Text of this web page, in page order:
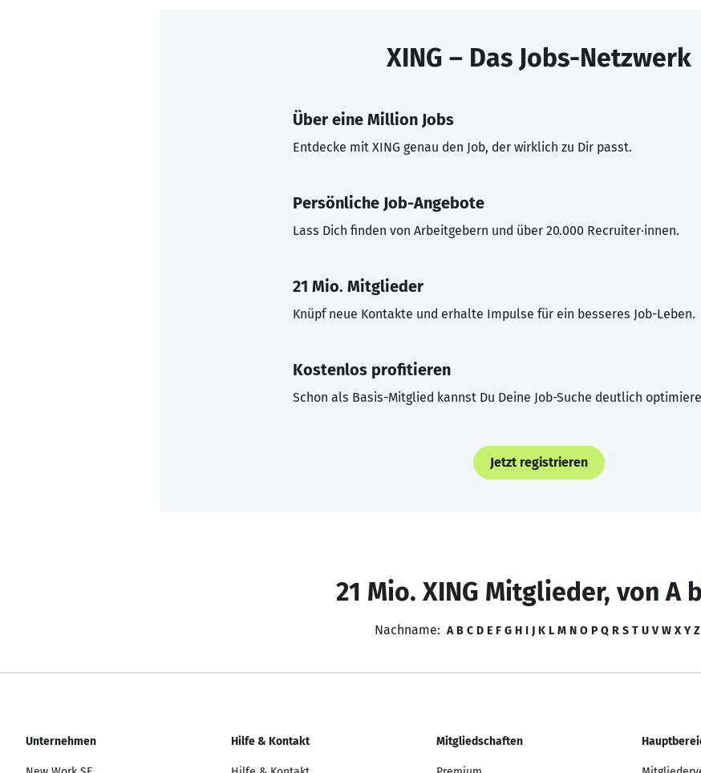
XING – Das Jobs-Netzwerk
Über eine Million Jobs
Entdecke mit XING genau den Job, der wirklich zu Dir passt.
Persönliche Job-Angebote
Lass Dich finden von Arbeitgebern und über 20.000 Recruiter·innen.
21 Mio. Mitglieder
Knüpf neue Kontakte und erhalte Impulse für ein besseres Job-Leben.
Kostenlos profitieren
Schon als Basis-Mitglied kannst Du Deine Job-Suche deutlich
Jetzt registrieren
21 Mio. XING Mitglieder, von A
Nachname: A B C D E F G H I J K L M N O P Q R S T U V W X Y Z
Unternehmen Hilfe & Kontakt Mitgliedschaften